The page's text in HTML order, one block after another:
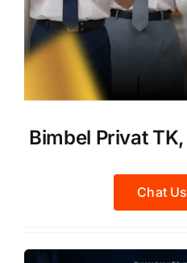
Bimbel Privat
Chat